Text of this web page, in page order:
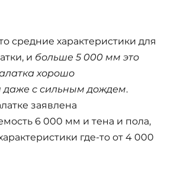
средние характеристики для
и больше 5 000 мм это
хорошо
с сильным дождем.
заявлена
6 000 мм и тена и пола,
где-то от 4 000